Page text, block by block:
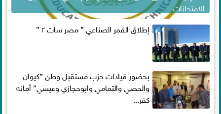
الامتحانات
إطلاق القمر الصناعي ” مصر سات ٢ ”
بحضور قيادات حزب مستقبل وطن ”كيوان
والحصي والتمامي وابوحجازي وعيسي” أمانه
كفر...